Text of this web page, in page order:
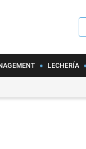
LECHERÍA